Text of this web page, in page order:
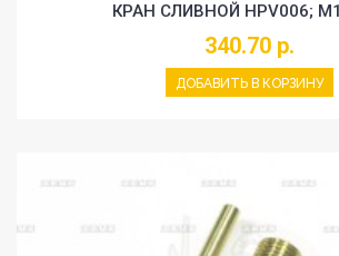
КРАН СЛИВНОЙ HPV006;
340.70 р.
ДОБАВИТЬ В КОРЗИНУ